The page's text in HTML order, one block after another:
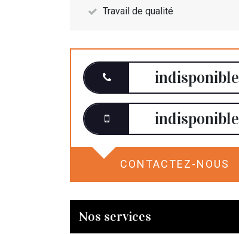
Travail de qualité
indisponible
indisponible
CONTACTEZ-NOUS
Nos services